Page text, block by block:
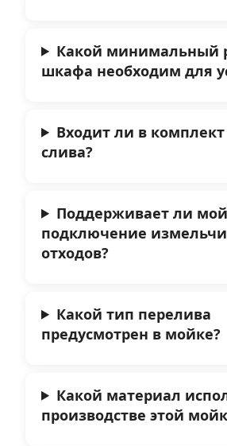
Какой минимальный
шкафа необходим для
Входит ли в
слива?
Поддерживает ли
подключение
отходов?
Какой тип перелива
предусмотрен в мойке?
Какой материал
производстве этой